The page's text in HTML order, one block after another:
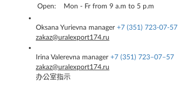
Open:
Mon - Fr from 9 a.m to 5 p.m
Oksana Yurievna manager +7 (351) 723-07-57
zakaz@uralexport174.ru
Irina Valerevna manager +7 (351) 723–07–57
zakaz@uralexport174.ru
办公室指示